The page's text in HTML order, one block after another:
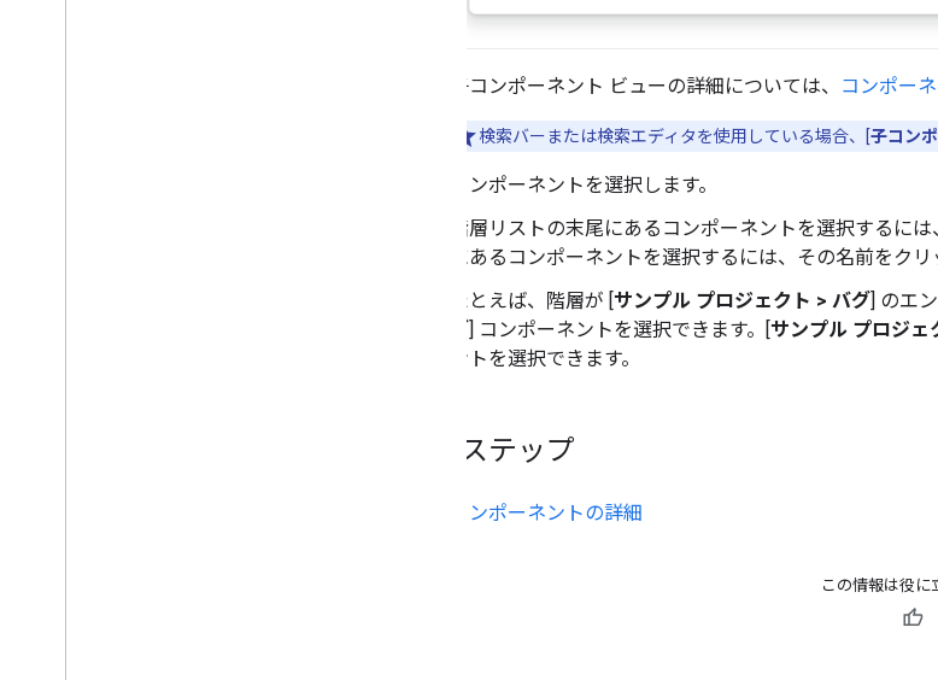
子コンポーネント ビューの詳細については、 コンポー
検索バーまたは検索エディタを使用している場合、[子コン
コンポーネントを選択します。
階層リストの末尾にあるコンポーネントを選択するに
にあるコンポーネントを選択するには、その名前をクリ
たとえば、階層が [サンプル プロジェクト > バグ] のエ
グ] コンポーネントを選択できます。[サンプル プロジェ
ントを選択できます。
次のステップ
コンポーネントの詳細
この情報は役に